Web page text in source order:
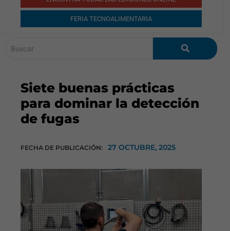
FERIA TECNOALIMENTARIA
Siete buenas prácticas
para dominar la detección
de fugas
FECHA DE PUBLICACIÓN: 27 OCTUBRE, 2025